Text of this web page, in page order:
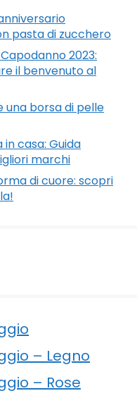
pasta di zucchero
2023:
il benvenuto al
una borsa di pelle
casa: Guida
marchi
di cuore: scopri
– Legno
– Rose